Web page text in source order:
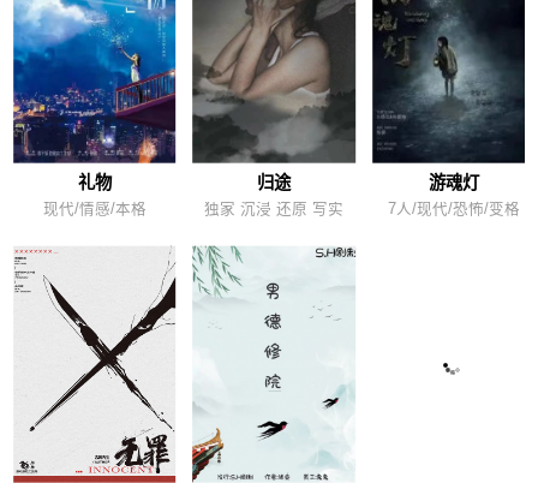
礼物
现代/情感/本格
归途
独家 沉浸 还原 写实
游魂灯
7人/现代/恐怖/变格